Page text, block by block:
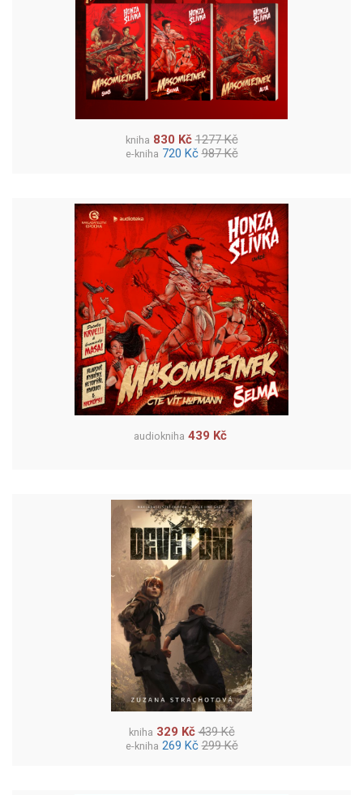
kniha 830 Kč 1277 Kč
e-kniha 720 Kč 987 Kč
audiokniha 439 Kč
kniha 329 Kč 439 Kč
e-kniha 269 Kč 299 Kč